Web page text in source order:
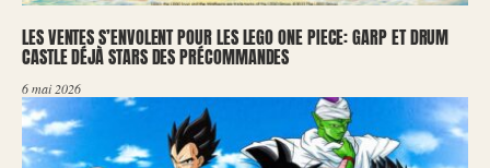
LES VENTES S’ENVOLENT POUR LES LEGO ONE PIECE: GARP ET DRUM
CASTLE DÉJÀ STARS DES PRÉCOMMANDES
6 mai 2026